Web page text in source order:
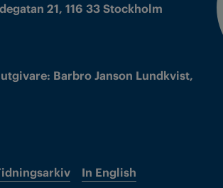
21, 116 33 Stockholm
Barbro Janson Lundkvist,
In English